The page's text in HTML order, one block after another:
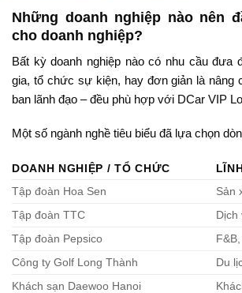
Những doanh nghiệp nào nên
cho doanh nghiệp?
Bất kỳ doanh nghiệp nào có nhu cầu đưa
gia, tổ chức sự kiện, hay đơn giản là nâng
ban lãnh đạo – đều phù hợp với DCar VIP
Một số ngành nghề tiêu biểu đã lựa chọn
DOANH NGHIỆP / TỔ CHỨC
Tập đoàn Hoa Sen
Sản
Tập đoàn TTC
Tập đoàn Pepsico
Công ty Golf Long Thành
Du
Khách sạn Daewoo Hanoi